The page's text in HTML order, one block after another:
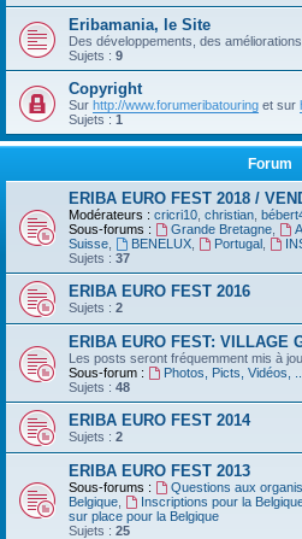
Eribamania, le Site
Des développements, des
Sujets : 9
Copyright
Sur http://www.forumeribatouring et sur
Sujets : 1
Forum
ERIBA EURO FEST 2018 /
Modérateurs : cricri10 christian
Sous-forums :
Grande Bretagne,
Suisse
BENELUX, Portugal,
Sujets : 37
ERIBA EURO FEST 2016
Sujets : 2
ERIBA EURO FEST: VILLAGE
Les posts seront fréquemment mis à
Sous-forum :
Photos, Picts, Vidéos, ....
Sujets : 48
ERIBA EURO FEST 2014
Sujets : 2
ERIBA EURO FEST 2013
Sous-forums : Questions aux
Belgique
Inscriptions pour la
sur place pour la Belgique
Sujets : 25